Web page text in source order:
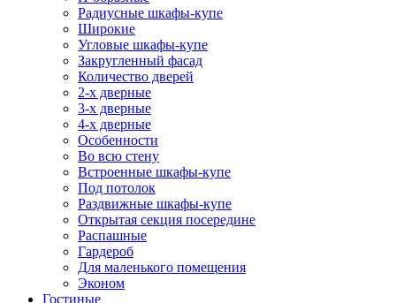
Радиусные шкафы-купе
Широкие
Угловые шкафы-купе
Закругленный фасад
Количество дверей
2-х дверные
3-х дверные
4-х дверные
Особенности
Во всю стену
Встроенные шкафы-купе
Под потолок
Раздвижные шкафы-купе
Открытая секция посередине
Распашные
Гардероб
Для маленького помещения
Эконом
Гостиные